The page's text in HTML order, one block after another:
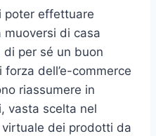
poter effettuare
muoversi di casa
di per sé un buon
dell’e-commerce
riassumere in
vasta scelta nel
dei prodotti da